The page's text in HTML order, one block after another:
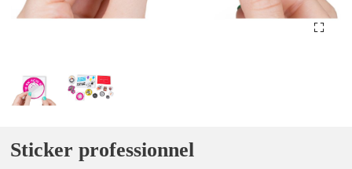
Sticker professionnel